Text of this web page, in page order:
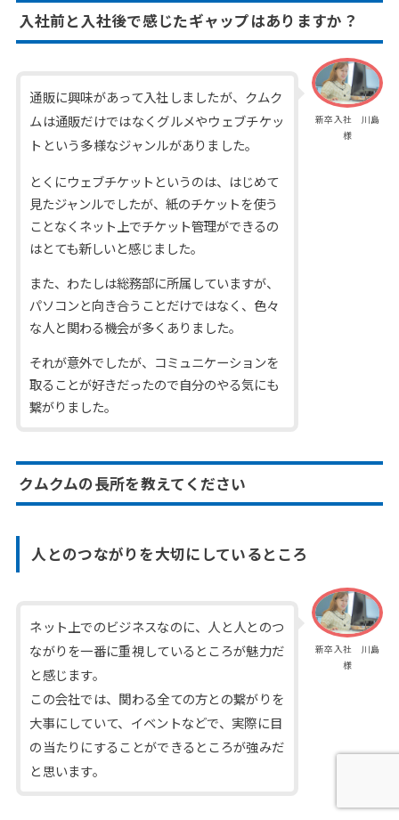
入社前と入社後で感じたギャップはありますか？
新卒入社 川島
様
通販に興味があって入社しましたが、クムク
ムは通販だけではなくグルメやウェブチケッ
トという多様なジャンルがありました。
とくにウェブチケットというのは、はじめて
見たジャンルでしたが、紙のチケットを使う
ことなくネット上でチケット管理ができるの
はとても新しいと感じました。
また、わたしは総務部に所属していますが、
パソコンと向き合うことだけではなく、色々
な人と関わる機会が多くありました。
それが意外でしたが、コミュニケーションを
取ることが好きだったので自分のやる気にも
繋がりました。
クムクムの長所を教えてください
人とのつながりを大切にしているところ
新卒入社 川島
様
ネット上でのビジネスなのに、人と人とのつ
ながりを一番に重視しているところが魅力だ
と感じます。
この会社では、関わる全ての方との繋がりを
大事にしていて、イベントなどで、実際に目
の当たりにすることができるところが強みだ
と思います。